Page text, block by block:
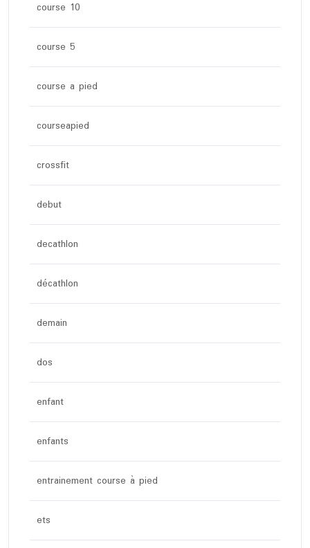
course 10
course 5
course a pied
courseapied
crossfit
debut
decathlon
décathlon
demain
dos
enfant
enfants
entrainement course à pied
ets